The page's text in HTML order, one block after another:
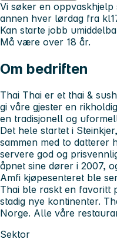
Vi søker en
annen hver lørdag fra
Kan starte jobb
Må være over 18 år.
Om bedriften
Thai Thai er et thai &
gi våre gjester en
en tradisjonell og
Det hele startet i
sammen med to datterer
servere god og
åpnet sine dører i 2007,
Amfi kjøpesenteret ble
Thai ble raskt en favoritt
stadig nye kontinenter.
Norge. Alle våre
Sektor